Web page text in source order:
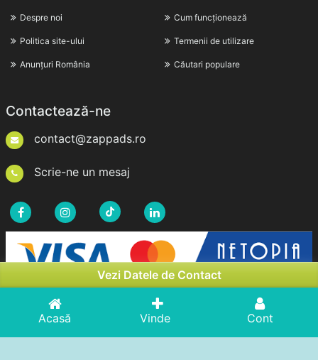
Vezi Datele de Contact
Acasă Vinde Cont
Despre noi
Politica site-ului
Anunțuri România
Cum funcționează
Termenii de utilizare
Căutari populare
Contactează-ne
contact@zappads.ro
Scrie-ne un mesaj